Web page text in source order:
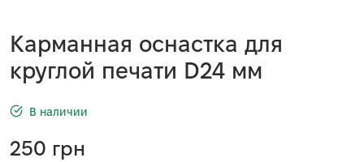
Карманная оснастка для
круглой печати D24 мм
В наличии
250 грн